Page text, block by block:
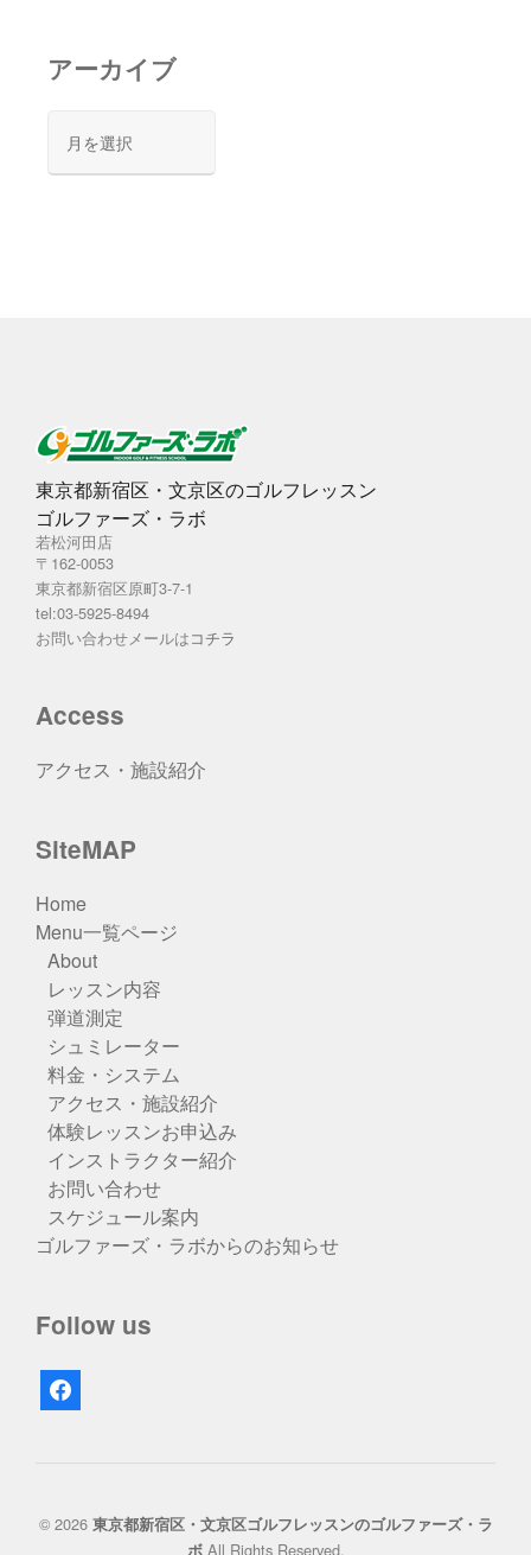
アーカイブ
カ
東京都新宿区・文京区のゴルフレッスン
ゴルファーズ・ラボ
若松河田店
〒162-0053
東京都新宿区原町3-7-1
tel:03-5925-8494
お問い合わせメールはコチラ
Access
アクセス・施設紹介
SiteMAP
Home
Menu一覧ページ
About
レッスン内容
弾道測定
シュミレーター
料金・システム
アクセス・施設紹介
体験レッスンお申込み
インストラクター紹介
お問い合わせ
スケジュール案内
ゴルファーズ・ラボからのお知らせ
Follow us
facebook
© 2026 東京都新宿区・文京区ゴルフレッスンのゴルファーズ・ラ
ボAll Rights Reserved.